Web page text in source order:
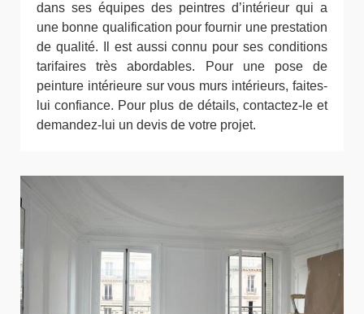
dans ses équipes des peintres d’intérieur qui a
une bonne qualification pour fournir une prestation
de qualité. Il est aussi connu pour ses conditions
tarifaires très abordables. Pour une pose de
peinture intérieure sur vous murs intérieurs, faites-
lui confiance. Pour plus de détails, contactez-le et
demandez-lui un devis de votre projet.